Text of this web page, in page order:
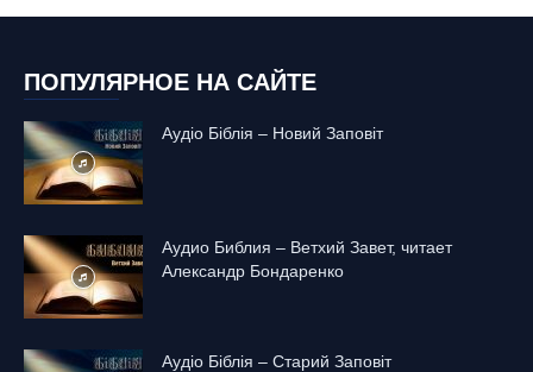
ПОПУЛЯРНОЕ НА САЙТЕ
Аудіо Біблія – Новий Заповіт
Аудио Библия – Ветхий Завет, читает
Александр Бондаренко
Аудіо Біблія – Старий Заповіт